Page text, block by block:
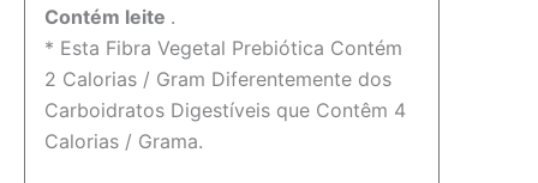
Contém leite .
* Esta Fibra Vegetal Prebiótica Contém
2 Calorias / Gram Diferentemente dos
Carboidratos Digestíveis que Contêm 4
Calorias / Grama.